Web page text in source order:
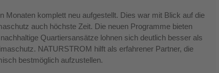
Monaten komplett neu aufgestellt. Dies war mit Blick auf die
auch höchste Zeit. Die neuen Programme bieten
Quartiersansätze lohnen sich deutlich besser als
NATURSTROM hilft als erfahrener Partner, die
bestmöglich aufzustellen.